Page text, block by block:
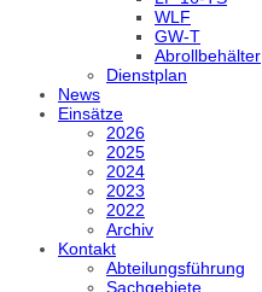
WLF
GW-T
Abrollbehälter
Dienstplan
News
Einsätze
2026
2025
2024
2023
2022
Archiv
Kontakt
Abteilungsführung
Sachgebiete